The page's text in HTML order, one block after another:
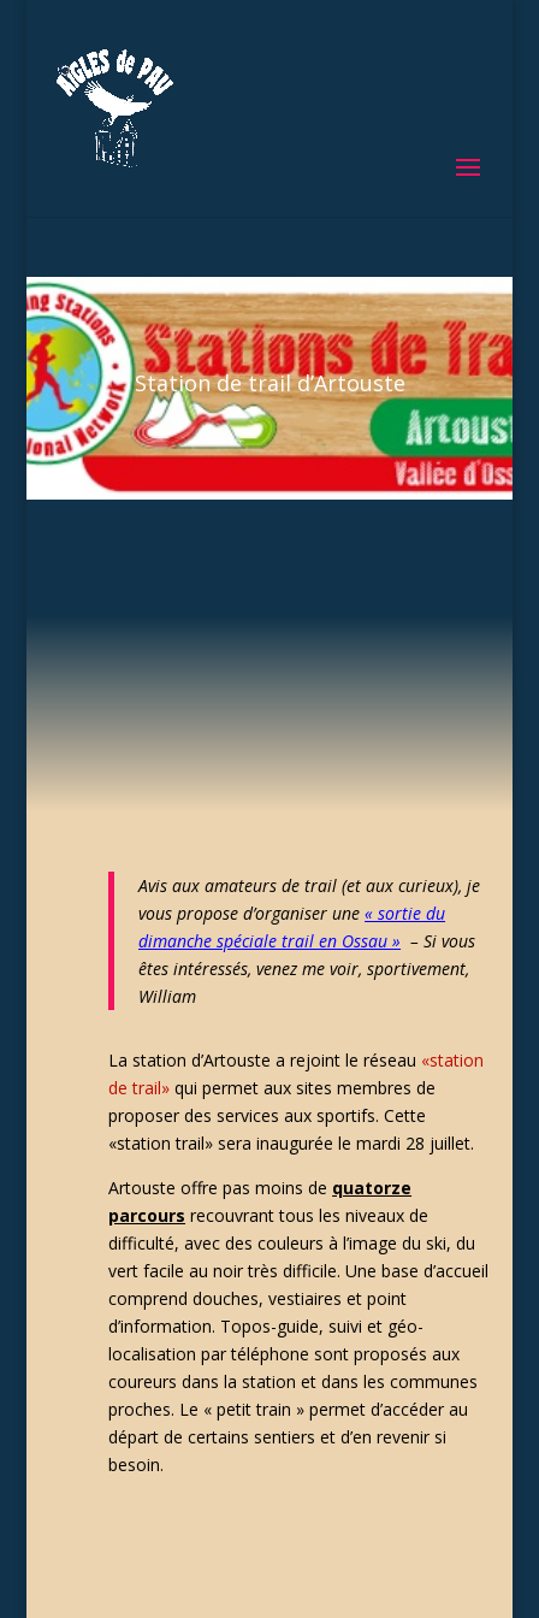
Station de trail d’Artouste
Avis aux amateurs de trail (et aux curieux), je
vous propose d’organiser une« sortie du
dimanche spéciale trail en Ossau » – Si vous
êtes intéressés, venez me voir, sportivement,
William
La station d’Artouste a rejoint le réseau «station
de trail» qui permet aux sites membres de
proposer des services aux sportifs. Cette
«station trail» sera inaugurée le mardi 28 juillet.
Artouste offre pas moins de quatorze
parcours recouvrant tous les niveaux de
difficulté, avec des couleurs à l’image du ski, du
vert facile au noir très difficile. Une base d’accueil
comprend douches, vestiaires et point
d’information. Topos-guide, suivi et géo-
localisation par téléphone sont proposés aux
coureurs dans la station et dans les communes
proches. Le « petit train » permet d’accéder au
départ de certains sentiers et d’en revenir si
besoin.